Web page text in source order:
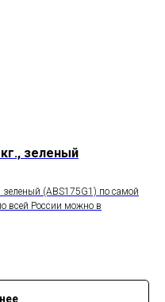
зеленый
зеленый (ABS175G1) по самой
всей России можно в